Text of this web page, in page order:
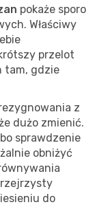
pokaże sporo
Właściwy
przelot
tam, gdzie
z
dużo zmienić.
sprawdzenie
obniżyć
do